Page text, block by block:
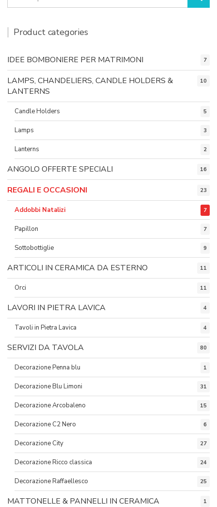
Product categories
IDEE BOMBONIERE PER MATRIMONI 7
LAMPS, CHANDELIERS, CANDLE HOLDERS &
LANTERNS
10
Candle Holders 5
Lamps 3
Lanterns 2
ANGOLO OFFERTE SPECIALI 16
REGALI E OCCASIONI 23
Addobbi Natalizi 7
Papillon 7
Sottobottiglie 9
ARTICOLI IN CERAMICA DA ESTERNO 11
Orci 11
LAVORI IN PIETRA LAVICA 4
Tavoli in Pietra Lavica 4
SERVIZI DA TAVOLA 80
Decorazione Penna blu 1
Decorazione Blu Limoni 31
Decorazione Arcobaleno 15
Decorazione C2 Nero 6
Decorazione City 27
Decorazione Ricco classica 24
Decorazione Raffaellesco 25
MATTONELLE & PANNELLI IN CERAMICA 1